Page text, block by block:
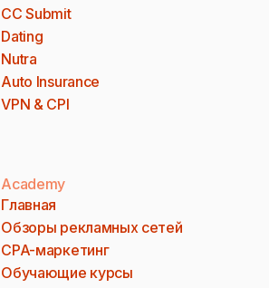
CC Submit
Dating
Nutra
Auto Insurance
VPN & CPI
Academy
Главная
Обзоры рекламных сетей
CPA-маркетинг
Обучающие курсы